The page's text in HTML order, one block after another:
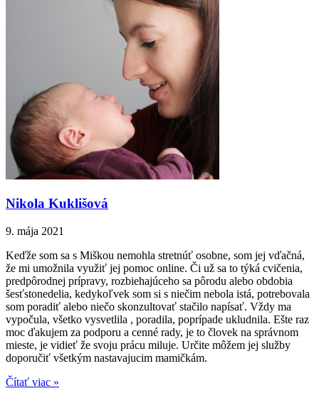
Nikola Kuklišová
9. mája 2021
Keďže som sa s Miškou nemohla stretnúť osobne, som jej vďačná,
že mi umožnila využiť jej pomoc online. Či už sa to týká cvičenia,
predpôrodnej prípravy, rozbiehajúceho sa pôrodu alebo obdobia
šesťstonedelia, kedykoľvek som si s niečim nebola istá, potrebovala
som poradiť alebo niečo skonzultovať stačilo napísať. Vždy ma
vypočula, všetko vysvetlila , poradila, poprípade ukludnila. Ešte raz
moc ďakujem za podporu a cenné rady, je to človek na správnom
mieste, je vidieť že svoju prácu miluje. Určite môžem jej služby
doporučiť všetkým nastavajucim mamičkám.
Čítať viac »